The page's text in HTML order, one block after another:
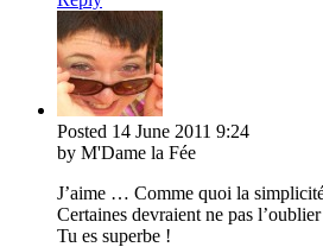
Posted 14 June 2011 9:24
by M'Dame la Fée
J’aime … Comme quoi la
Certaines devraient ne pas
Tu es superbe !